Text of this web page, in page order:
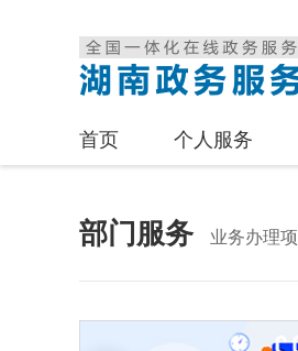
首页 个人服务
部门服务 业务办理项